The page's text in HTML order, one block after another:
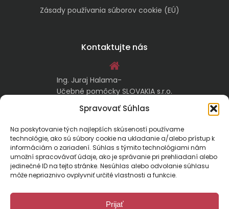
Spravovať Súhlas
Na poskytovanie tých najlepších skúseností používame
technológie, ako sú súbory cookie na ukladanie a/alebo prístup k
informáciám o zariadení. Súhlas s týmito technológiami nám
umožní spracovávať údaje, ako je správanie pri prehliadaní alebo
jedinečné ID na tejto stránke. Nesúhlas alebo odvolanie súhlasu
môže nepriaznivo ovplyvniť určité vlastnosti a funkcie.
Prijať
Zásady používania súborov cookie (EÚ)
Kontaktujte nás
Ing. Juraj Halama-
Učebné pomôcky SLOVAKIA s.r.o.
Malachovská 17/A
974 05 Banská Bystrica
kontakt@ucebnepomockyslovakia.sk
0917 797 357, 048/410 18 88